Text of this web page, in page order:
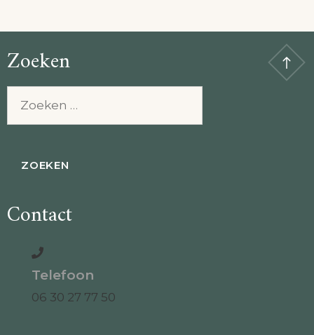
Zoeken
Contact
Telefoon
06 30 27 77 50